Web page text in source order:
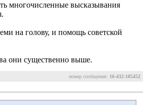
многочисленные высказывания
на голову, и помощь советской
они существенно выше.
номер сообщения: 16-432-185452